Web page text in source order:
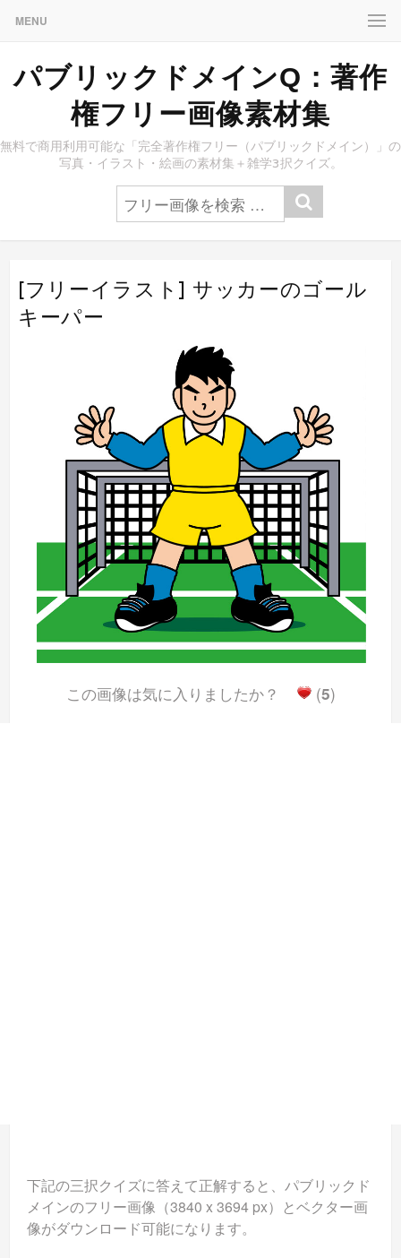
MENU
パブリックドメインQ：著作
権フリー画像素材集
無料で商用利用可能な「完全著作権フリー（パブリックドメイン）」の
写真・イラスト・絵画の素材集＋雑学3択クイズ。
[フリーイラスト] サッカーのゴール
キーパー
この画像は気に入りましたか？ (5)
下記の三択クイズに答えて正解すると、パブリックド
メインのフリー画像（3840 x 3694 px）とベクター画
像がダウンロード可能になります。